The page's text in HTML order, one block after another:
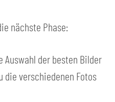
nächste Phase:
der besten Bilder
die verschiedenen Fotos